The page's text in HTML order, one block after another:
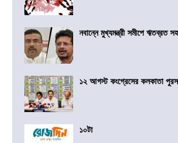
নবান্নে মুখ্যমন্ত্রী সমীপে ঋতব্রত
১২ আগস্ট কংগ্রেসের কলকাতা
১০টা